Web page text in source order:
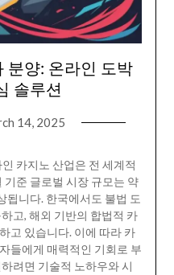
분양: 온라인 도박
솔루션
14, 2025
카지노 산업은 전 세계적
준 글로벌 시장 규모는 약
됩니다. 한국에서도 불법 도
고, 해외 기반의 합법적 카
고 있습니다. 이에 따라 카
들에게 매력적인 기회로 부
려면 기술적 노하우와 시